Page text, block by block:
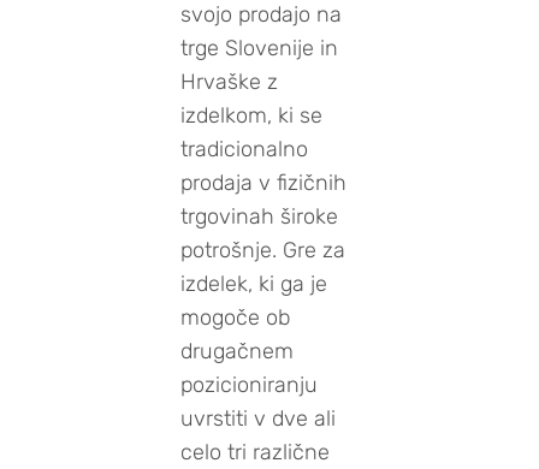
svojo prodajo na
trge Slovenije in
Hrvaške z
izdelkom, ki se
tradicionalno
prodaja v fizičnih
trgovinah široke
potrošnje. Gre za
izdelek, ki ga je
mogoče ob
drugačnem
pozicioniranju
uvrstiti v dve ali
celo tri različne